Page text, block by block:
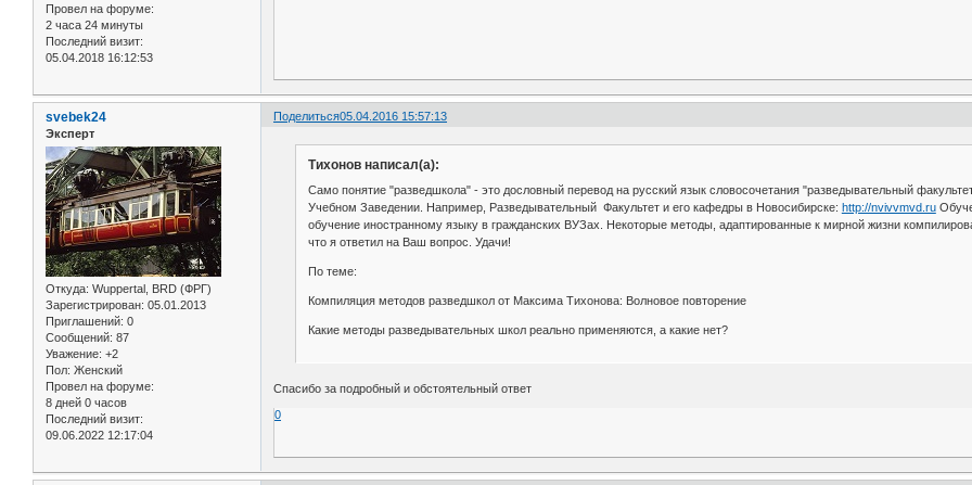
Провел на форуме:
2 часа 24 минуты
Последний визит:
05.04.2018 16:12:53
Поделиться05.04.2016 15:57:13
svebek24
Эксперт
Откуда: Wuppertal, BRD (ФРГ)
Зарегистрирован: 05.01.2013
Приглашений: 0
Сообщений: 87
Уважение: +2
Пол: Женский
Провел на форуме:
8 дней 0 часов
Последний визит:
09.06.2022 12:17:04
Тихонов написал(а):
Само понятие "разведшкола" - это дословный перевод на русский язык словосочетания "разведывательный
Учебном Заведении. Например, Разведывательный Факультет и его кафедры в Новосибирске: http://nvivvmvd.ru
обучение иностранному языку в гражданских ВУЗах. Некоторые методы, адаптированные к мирной жизни
что я ответил на Ваш вопрос. Удачи!
По теме:
Компиляция методов разведшкол от Максима Тихонова: Волновое повторение
Какие методы разведывательных школ реально применяются, а какие нет?
Спасибо за подробный и обстоятельный ответ
0